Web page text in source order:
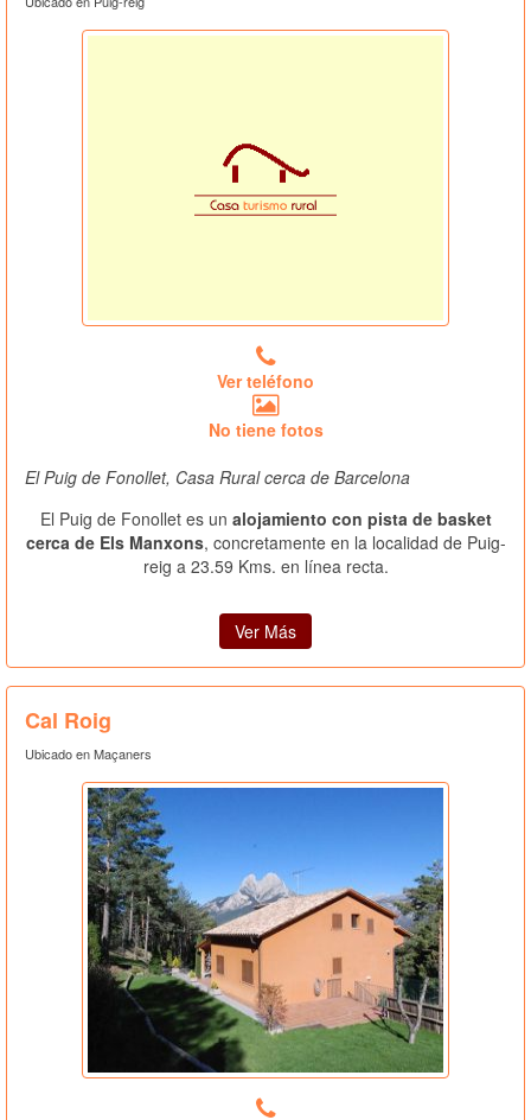
Ver teléfono
No tiene fotos
El Puig de Fonollet, Casa Rural cerca de Barcelona
El Puig de Fonollet es un alojamiento con pista de basket
cerca de Els Manxons, concretamente en la localidad de Puig-
reig a 23.59 Kms. en línea recta.
Ver Más
Cal Roig
Ubicado en Maçaners